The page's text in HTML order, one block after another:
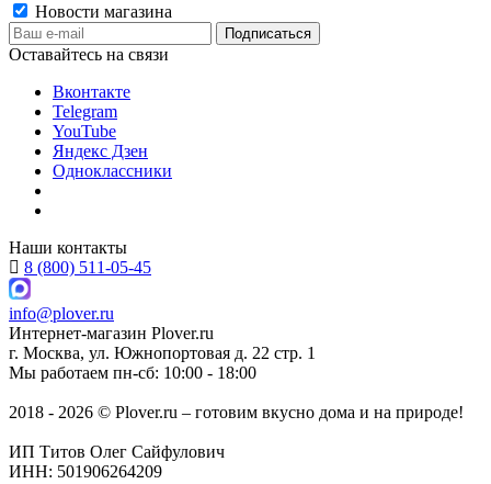
Новости магазина
Оставайтесь на связи
Вконтакте
Telegram
YouTube
Яндекс Дзен
Одноклассники
Наши контакты
8 (800) 511-05-45
info@plover.ru
Интернет-магазин Plover.ru
г. Москва, ул. Южнопортовая д. 22 стр. 1
Мы работаем пн-сб: 10:00 - 18:00
2018 - 2026 © Plover.ru – готовим вкусно дома и на природе!
ИП Титов Олег Сайфулович
ИНН: 501906264209